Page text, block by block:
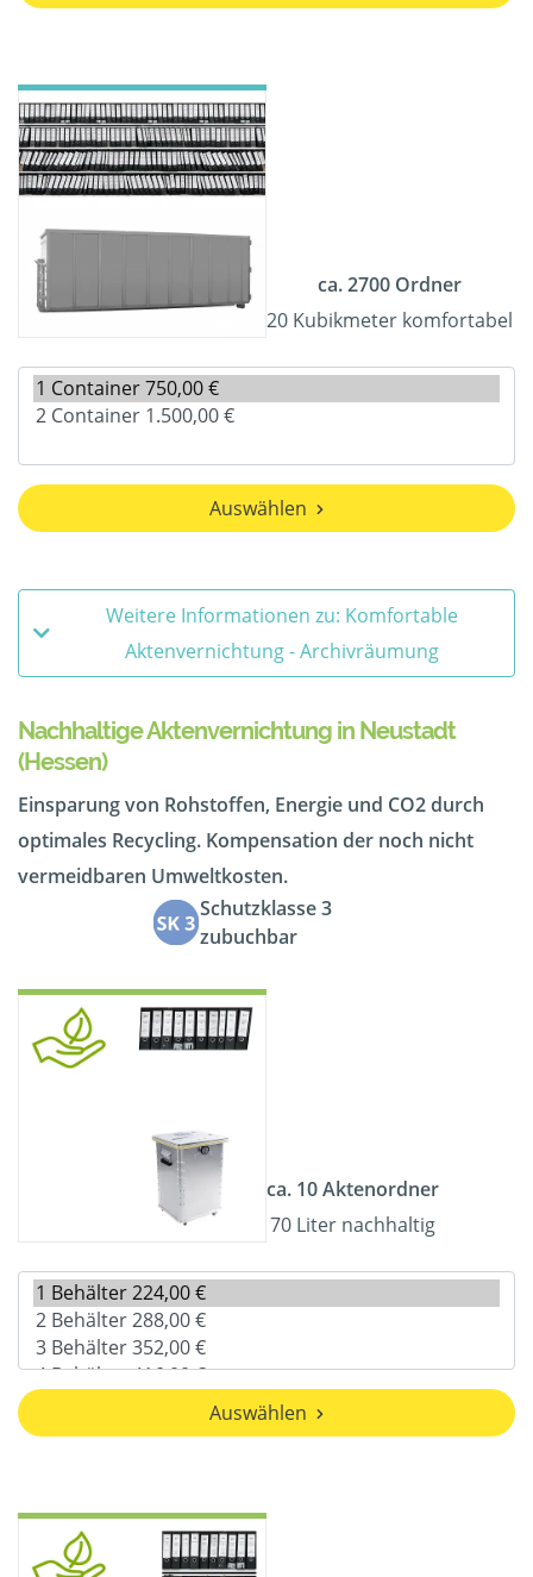
ca. 2700 Ordner
20 Kubikmeter komfortabel
Auswählen
Weitere Informationen zu: Komfortable
Aktenvernichtung - Archivräumung
Nachhaltige Aktenvernichtung in Neustadt
(Hessen)
Einsparung von Rohstoffen, Energie und CO2 durch
optimales Recycling. Kompensation der noch nicht
vermeidbaren Umweltkosten.
Schutzklasse 3
zubuchbar
ca. 10 Aktenordner
70 Liter nachhaltig
Auswählen